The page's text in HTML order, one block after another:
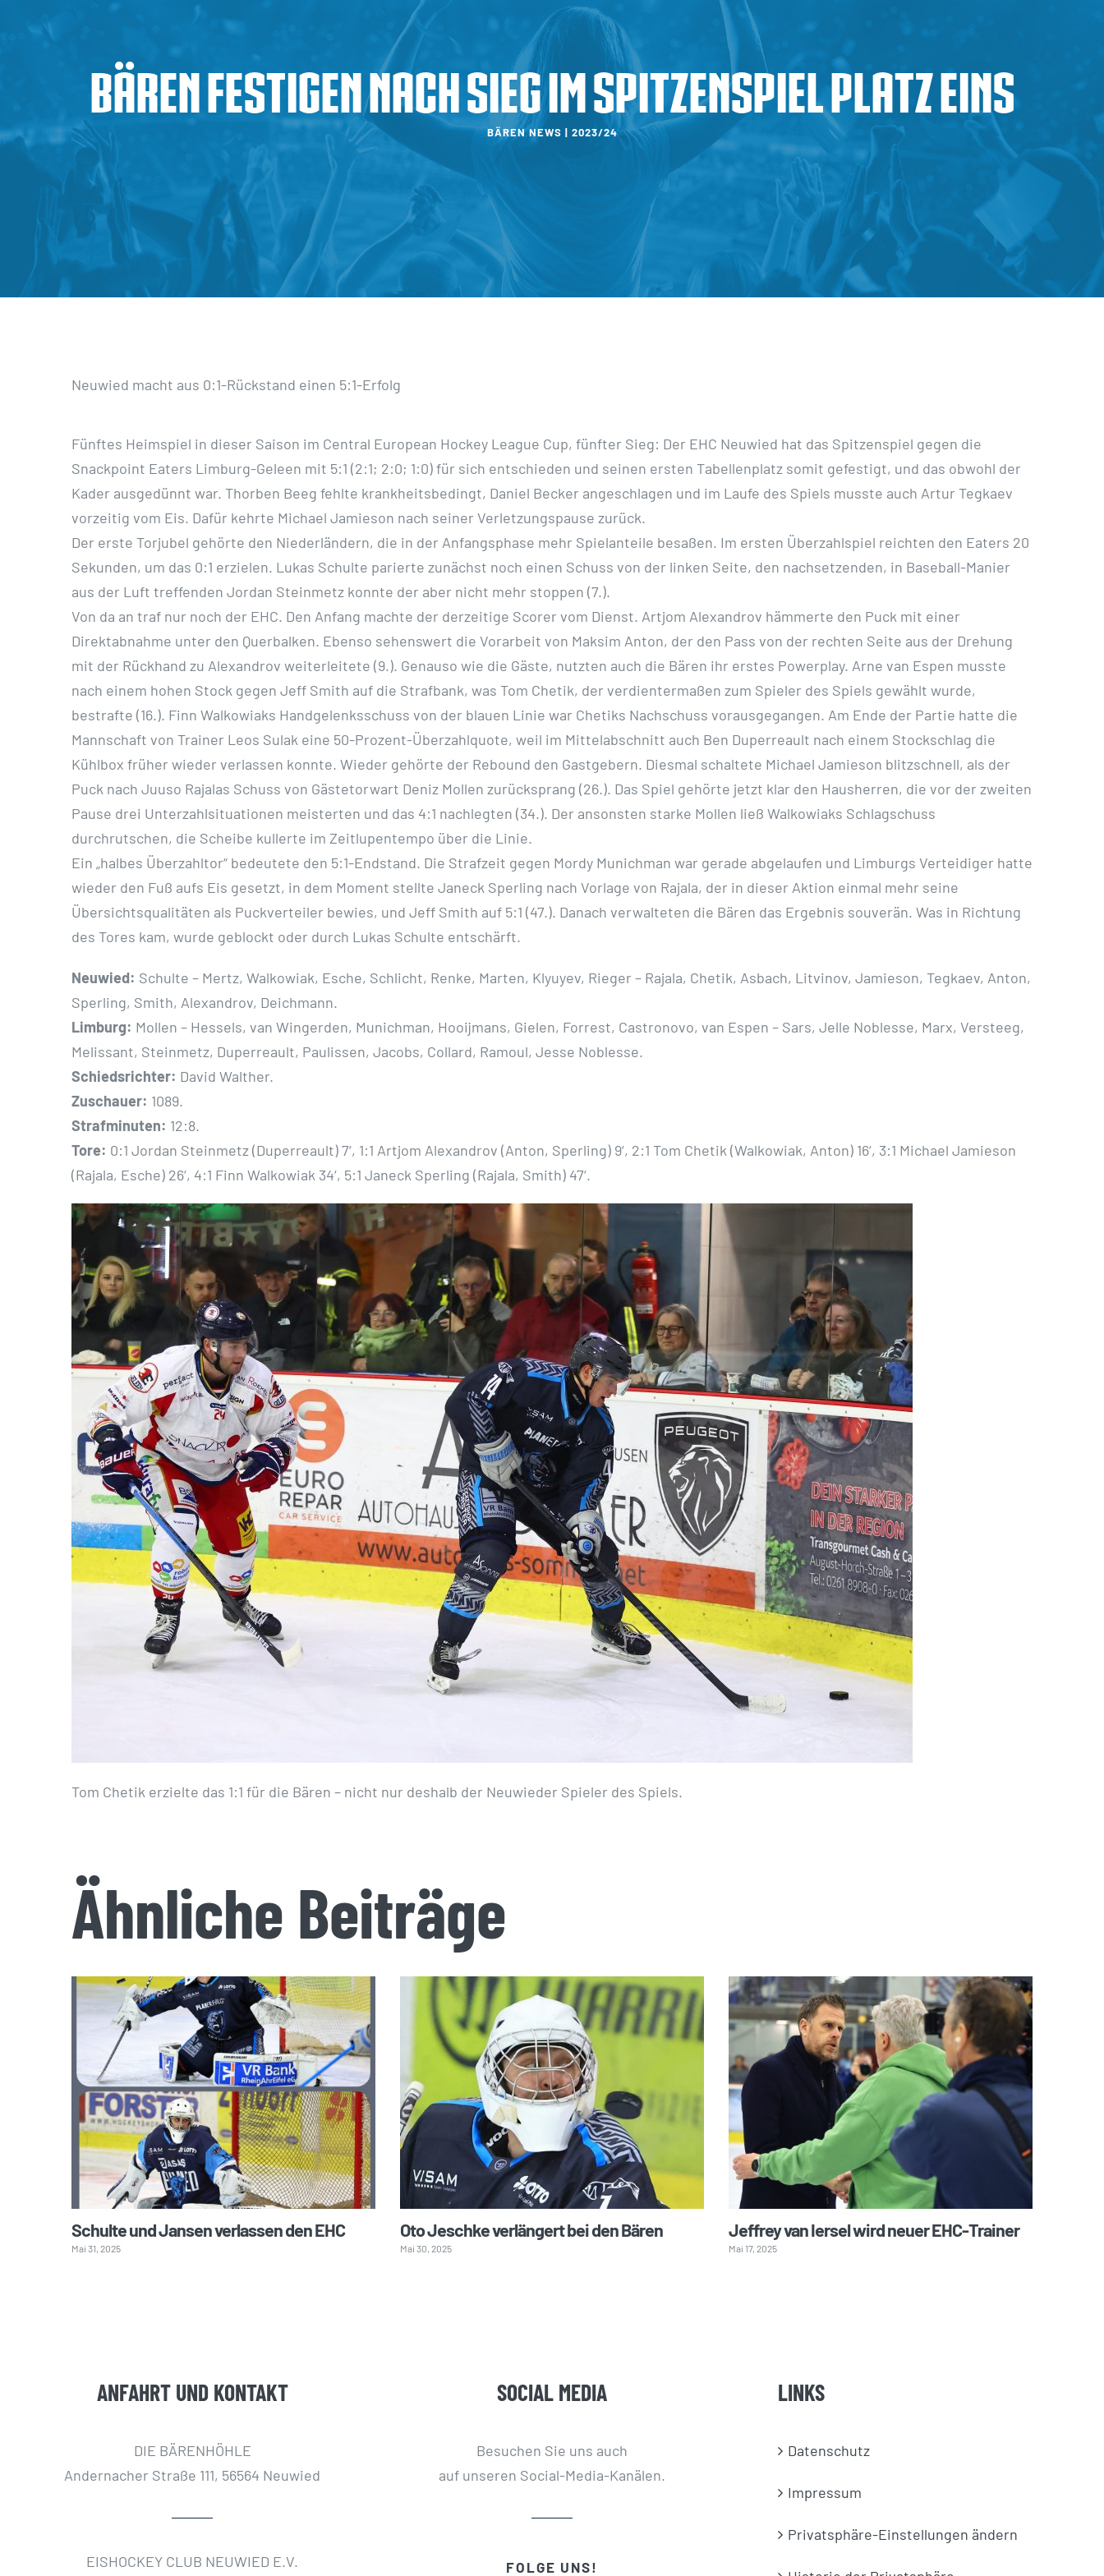
Bären festigen nach Sieg im Spitzenspiel Platz eins
BÄREN NEWS | 2023/24
Neuwied macht aus 0:1-Rückstand einen 5:1-Erfolg
Fünftes Heimspiel in dieser Saison im Central European Hockey League Cup, fünfter Sieg: Der EHC Neuwied hat das Spitzenspiel gegen die
Snackpoint Eaters Limburg-Geleen mit 5:1 (2:1; 2:0; 1:0) für sich entschieden und seinen ersten Tabellenplatz somit gefestigt, und das obwohl der
Kader ausgedünnt war. Thorben Beeg fehlte krankheitsbedingt, Daniel Becker angeschlagen und im Laufe des Spiels musste auch Artur Tegkaev
vorzeitig vom Eis. Dafür kehrte Michael Jamieson nach seiner Verletzungspause zurück.
Der erste Torjubel gehörte den Niederländern, die in der Anfangsphase mehr Spielanteile besaßen. Im ersten Überzahlspiel reichten den Eaters 20
Sekunden, um das 0:1 erzielen. Lukas Schulte parierte zunächst noch einen Schuss von der linken Seite, den nachsetzenden, in Baseball-Manier
aus der Luft treffenden Jordan Steinmetz konnte der aber nicht mehr stoppen (7.).
Von da an traf nur noch der EHC. Den Anfang machte der derzeitige Scorer vom Dienst. Artjom Alexandrov hämmerte den Puck mit einer
Direktabnahme unter den Querbalken. Ebenso sehenswert die Vorarbeit von Maksim Anton, der den Pass von der rechten Seite aus der Drehung
mit der Rückhand zu Alexandrov weiterleitete (9.). Genauso wie die Gäste, nutzten auch die Bären ihr erstes Powerplay. Arne van Espen musste
nach einem hohen Stock gegen Jeff Smith auf die Strafbank, was Tom Chetik, der verdientermaßen zum Spieler des Spiels gewählt wurde,
bestrafte (16.). Finn Walkowiaks Handgelenksschuss von der blauen Linie war Chetiks Nachschuss vorausgegangen. Am Ende der Partie hatte die
Mannschaft von Trainer Leos Sulak eine 50-Prozent-Überzahlquote, weil im Mittelabschnitt auch Ben Duperreault nach einem Stockschlag die
Kühlbox früher wieder verlassen konnte. Wieder gehörte der Rebound den Gastgebern. Diesmal schaltete Michael Jamieson blitzschnell, als der
Puck nach Juuso Rajalas Schuss von Gästetorwart Deniz Mollen zurücksprang (26.). Das Spiel gehörte jetzt klar den Hausherren, die vor der zweiten
Pause drei Unterzahlsituationen meisterten und das 4:1 nachlegten (34.). Der ansonsten starke Mollen ließ Walkowiaks Schlagschuss
durchrutschen, die Scheibe kullerte im Zeitlupentempo über die Linie.
Ein „halbes Überzahltor“ bedeutete den 5:1-Endstand. Die Strafzeit gegen Mordy Munichman war gerade abgelaufen und Limburgs Verteidiger hatte
wieder den Fuß aufs Eis gesetzt, in dem Moment stellte Janeck Sperling nach Vorlage von Rajala, der in dieser Aktion einmal mehr seine
Übersichtsqualitäten als Puckverteiler bewies, und Jeff Smith auf 5:1 (47.). Danach verwalteten die Bären das Ergebnis souverän. Was in Richtung
des Tores kam, wurde geblockt oder durch Lukas Schulte entschärft.
Neuwied: Schulte – Mertz, Walkowiak, Esche, Schlicht, Renke, Marten, Klyuyev, Rieger – Rajala, Chetik, Asbach, Litvinov, Jamieson, Tegkaev, Anton,
Sperling, Smith, Alexandrov, Deichmann.
Limburg: Mollen – Hessels, van Wingerden, Munichman, Hooijmans, Gielen, Forrest, Castronovo, van Espen – Sars, Jelle Noblesse, Marx, Versteeg,
Melissant, Steinmetz, Duperreault, Paulissen, Jacobs, Collard, Ramoul, Jesse Noblesse.
Schiedsrichter: David Walther.
Zuschauer: 1089.
Strafminuten: 12:8.
Tore: 0:1 Jordan Steinmetz (Duperreault) 7‘, 1:1 Artjom Alexandrov (Anton, Sperling) 9‘, 2:1 Tom Chetik (Walkowiak, Anton) 16‘, 3:1 Michael Jamieson
(Rajala, Esche) 26‘, 4:1 Finn Walkowiak 34‘, 5:1 Janeck Sperling (Rajala, Smith) 47‘.
Tom Chetik erzielte das 1:1 für die Bären – nicht nur deshalb der Neuwieder Spieler des Spiels.
Ähnliche Beiträge
Schulte und Jansen verlassen den EHC
Mai 31, 2025
Oto Jeschke verlängert bei den Bären
Mai 30, 2025
Jeffrey van Iersel wird neuer EHC-Trainer
Mai 17, 2025
ANFAHRT UND KONTAKT
DIE BÄRENHÖHLE
Andernacher Straße 111, 56564 Neuwied
EISHOCKEY CLUB NEUWIED E.V.
SOCIAL MEDIA
Besuchen Sie uns auch
auf unseren Social-Media-Kanälen.
FOLGE UNS!
LINKS
Datenschutz
Impressum
Privatsphäre-Einstellungen ändern